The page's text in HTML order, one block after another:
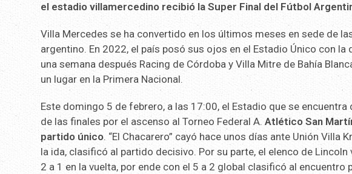
el estadio villamercedino recibió la Super Final del Fútbol
Villa Mercedes se ha convertido en los últimos meses en sede de
argentino. En 2022, el país posó sus ojos en el Estadio Único con la
una semana después Racing de Córdoba y Villa Mitre de Bahía
un lugar en la Primera Nacional.
Este domingo 5 de febrero, a las 17:00, el Estadio que se
de las finales por el ascenso al Torneo Federal A.Atlético San
partido único. “El Chacarero” cayó hace unos días ante Unión Villa
la ida, clasificó al partido decisivo. Por su parte, el elenco de
2 a 1 en la vuelta, por ende con el 5 a 2 global clasificó al encuentro